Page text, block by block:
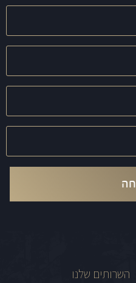
השרותים שלנו